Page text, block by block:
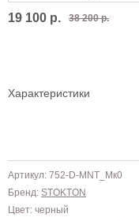
19 100 р. 38 200 р.
Характеристики
Артикул: 752-D-MNT_Мк0
Бренд: STOKTON
Цвет: черный